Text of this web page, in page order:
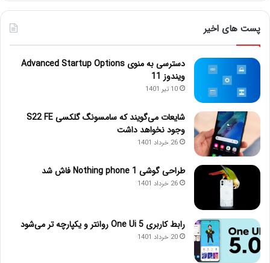
پست های اخیر
دسترسی به منوی Advanced Startup Options
ویندوز 11
10 تیر 1401
شایعات می‌گویند که سامسونگ گلکسی S22 FE
وجود نخواهد داشت
26 خرداد 1401
طراحی گوشی Nothing phone 1 فاش شد
26 خرداد 1401
رابط کاربری One Ui 5 روانتر و یکپارچه تر می‌شود
20 خرداد 1401